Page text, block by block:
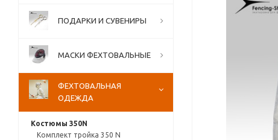
ПОДАРКИ И СУВЕНИРЫ
МАСКИ ФЕХТОВАЛЬНЫЕ
ФЕХТОВАЛЬНАЯ
ОДЕЖДА
Костюмы 350N
Комплект тройка 350 N